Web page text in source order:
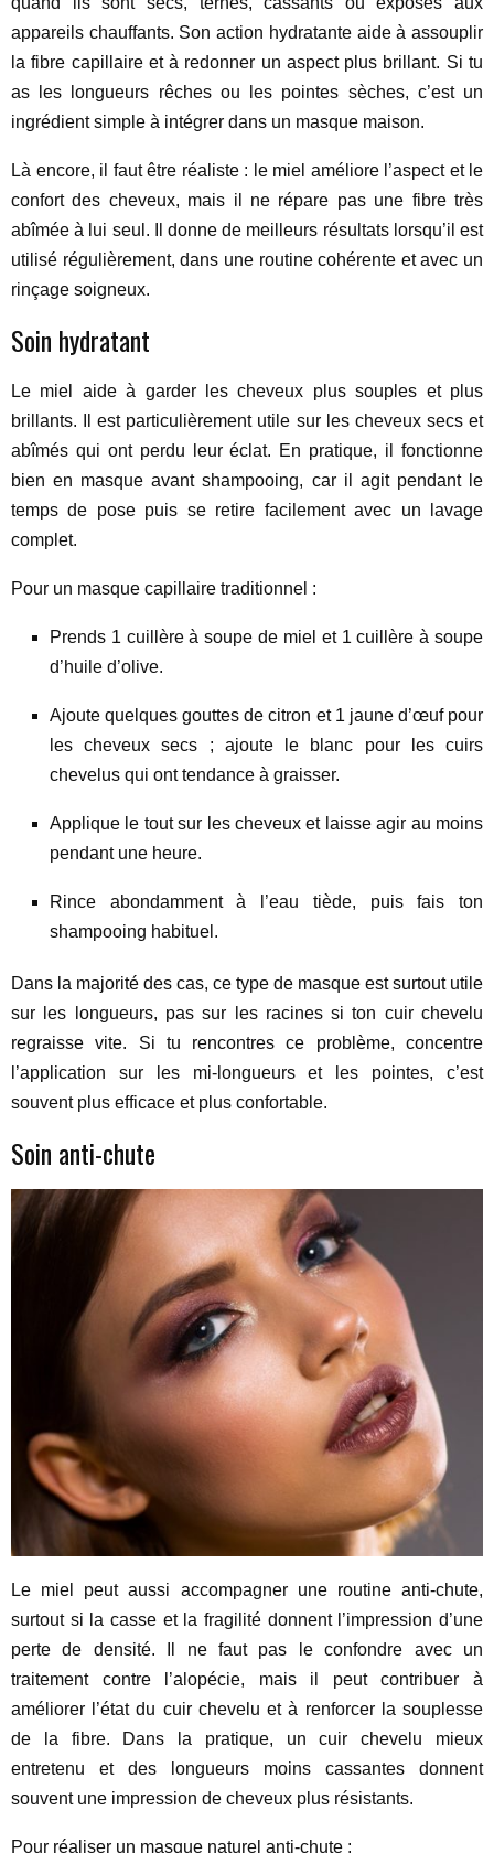
appareils chauffants. Son action hydratante aide à assouplir
la fibre capillaire et à redonner un aspect plus brillant. Si tu
as les longueurs rêches ou les pointes sèches, c’est un
ingrédient simple à intégrer dans un masque maison.
Là encore, il faut être réaliste : le miel améliore l’aspect et le
confort des cheveux, mais il ne répare pas une fibre très
abîmée à lui seul. Il donne de meilleurs résultats lorsqu’il est
utilisé régulièrement, dans une routine cohérente et avec un
rinçage soigneux.
Soin hydratant
Le miel aide à garder les cheveux plus souples et plus
brillants. Il est particulièrement utile sur les cheveux secs et
abîmés qui ont perdu leur éclat. En pratique, il fonctionne
bien en masque avant shampooing, car il agit pendant le
temps de pose puis se retire facilement avec un lavage
complet.
Pour un masque capillaire traditionnel :
Prends 1 cuillère à soupe de miel et 1 cuillère à soupe
d’huile d’olive.
Ajoute quelques gouttes de citron et 1 jaune d’œuf pour
les cheveux secs ; ajoute le blanc pour les cuirs
chevelus qui ont tendance à graisser.
Applique le tout sur les cheveux et laisse agir au moins
pendant une heure.
Rince abondamment à l’eau tiède, puis fais ton
shampooing habituel.
Dans la majorité des cas, ce type de masque est surtout utile
sur les longueurs, pas sur les racines si ton cuir chevelu
regraisse vite. Si tu rencontres ce problème, concentre
l’application sur les mi-longueurs et les pointes, c’est
souvent plus efficace et plus confortable.
Soin anti-chute
Le miel peut aussi accompagner une routine anti-chute,
surtout si la casse et la fragilité donnent l’impression d’une
perte de densité. Il ne faut pas le confondre avec un
traitement contre l’alopécie, mais il peut contribuer à
améliorer l’état du cuir chevelu et à renforcer la souplesse
de la fibre. Dans la pratique, un cuir chevelu mieux
entretenu et des longueurs moins cassantes donnent
souvent une impression de cheveux plus résistants.
Pour réaliser un masque naturel anti-chute :